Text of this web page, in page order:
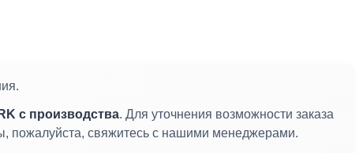
с производства. Для уточнения возможности заказа
пожалуйста, свяжитесь с нашими менеджерами.